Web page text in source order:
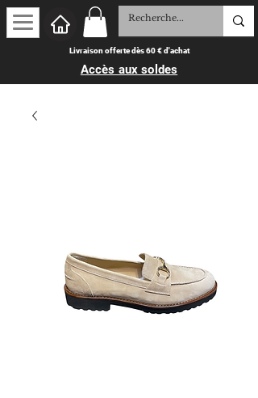
Livraison offerte dès 60 € d'achat
Accès aux soldes